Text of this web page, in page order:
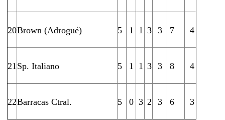
20Brown (Adrogué) 5 1 1 3 3 7 4
21 Sp. Italiano 5 1 1 3 3 8 4
22Barracas Ctral. 5 0 3 2 3 6 3